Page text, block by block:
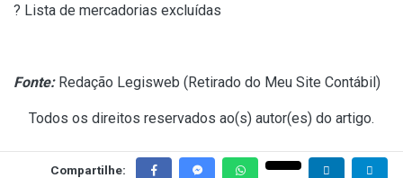
? Lista de mercadorias excluídas
Fonte:Redação Legisweb (Retirado do Meu Site Contábil)
Todos os direitos reservados ao(s) autor(es) do artigo.
Compartilhe: